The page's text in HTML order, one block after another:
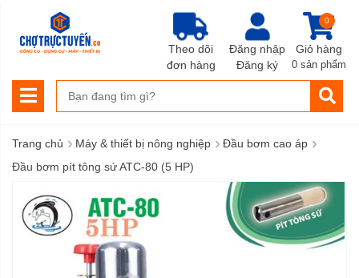
Đăng nhập
Đăng ký
Giỏ hàng
0
0 sản phẩm
Theo dõi
đơn hàng
Trang chủ › Máy & thiết bị nông nghiệp › Đầu bơm cao áp ›
Đầu bơm pít tông sứ ATC-80 (5 HP)